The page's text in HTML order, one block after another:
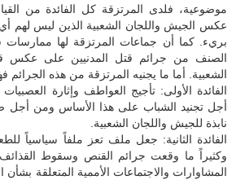
موضوعية، فلدى المرتزقة كل الفائدة من
عكس الجيش واللجان الشعبية الذين ليس لهم
بريء. كما أن جماعات المرتزقة لها ممارسات
الصنف من جرائم قتل المدنيين على عكس
الشعبية. أما ما يجنيه المرتزقة من هذه الجرائم
الفائدة الأولى: تأجيج العواطف وإثارة
أجل تجنيد الشباب على هذا الأساس ومن أجل
نابذة للجيش واللجان الشعبية.
الفائدة الثانية: جعل ملف تعز ملفاً سياسياً
وكثيراً ما وقعت جرائم القنص وسقوط
المشاوارات والاجتماعات الأممية المتعلقة